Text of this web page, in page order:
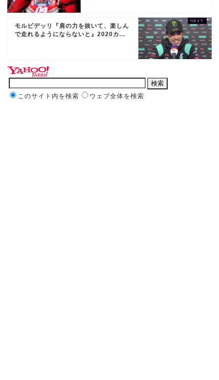
モルビデッリ『肩の力を抜いて、楽しん
で走れるようにならないと』2020カ...
このサイト内を検索 ウェブ全体を検索